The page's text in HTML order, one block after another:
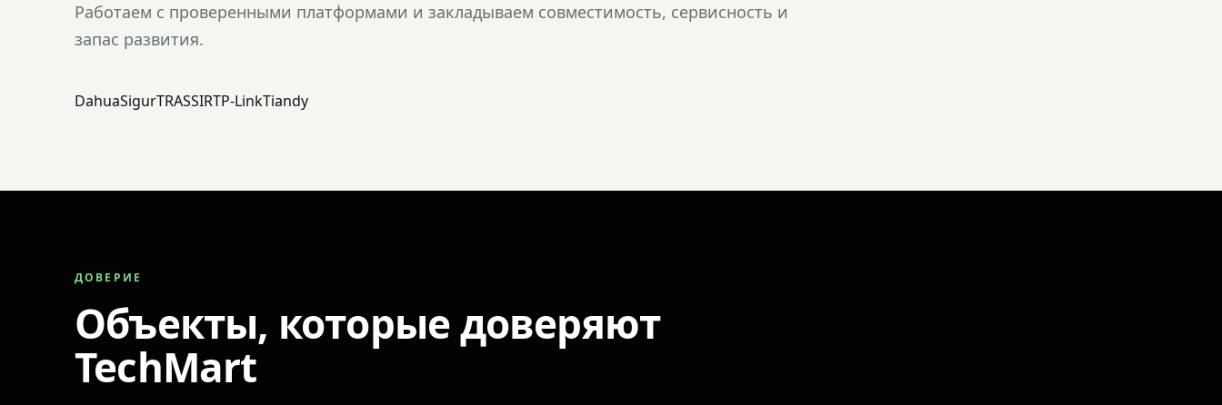
Работаем с проверенными платформами и закладываем совместимость, сервисность и
запас развития.
DahuaSigurTRASSIRTP-LinkTiandy
ДОВЕРИЕ
Объекты, которые доверяют
TechMart